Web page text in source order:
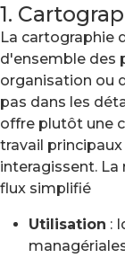
1.
La cartographie
d'ensemble des
organisation ou
pas dans les
offre plutôt une
travail
interagissent.
flux simplifié
Utilisation :